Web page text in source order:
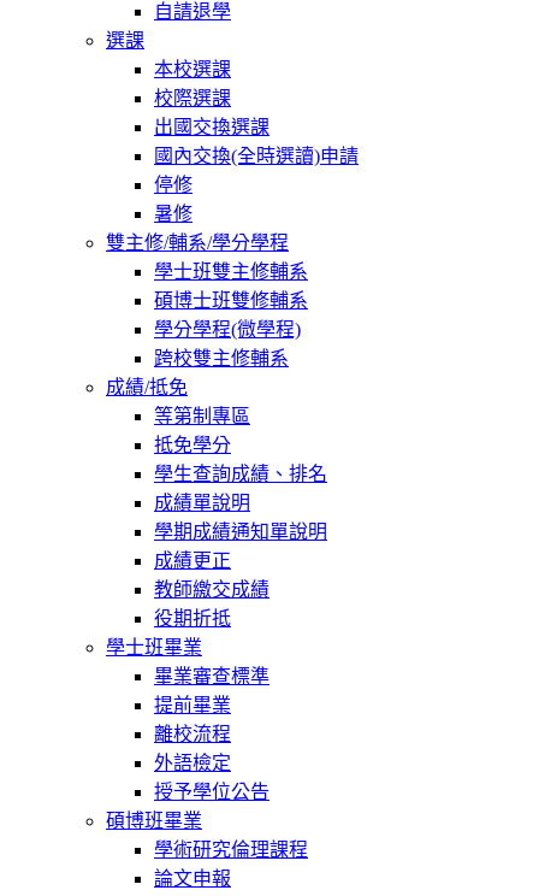
自請退學
選課
本校選課
校際選課
出國交換選課
國內交換(全時選讀)申請
停修
暑修
雙主修/輔系/學分學程
學士班雙主修輔系
碩博士班雙修輔系
學分學程(微學程)
跨校雙主修輔系
成績/抵免
等第制專區
抵免學分
學生查詢成績、排名
成績單說明
學期成績通知單說明
成績更正
教師繳交成績
役期折抵
學士班畢業
畢業審查標準
提前畢業
離校流程
外語檢定
授予學位公告
碩博班畢業
學術研究倫理課程
論文申報